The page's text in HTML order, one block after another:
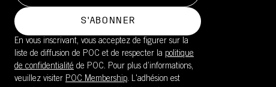
S'ABONNER
En vous inscrivant, vous acceptez de figurer sur la
liste de diffusion de POC et de respecter la politique
de confidentialité de POC. Pour plus d’informations,
veuillez visiter POC Membership. L'adhésion est